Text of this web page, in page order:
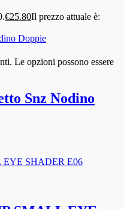
€25.80Il prezzo attuale è:
Le opzioni possono essere
Snz Nodino